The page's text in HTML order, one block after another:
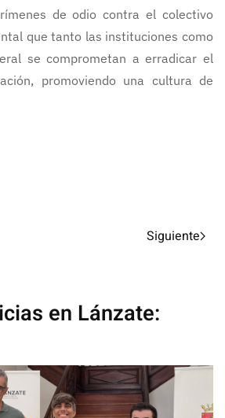
de odio contra el colectivo
que tanto las instituciones como
se comprometan a erradicar el
promoviendo una cultura de
Siguiente
en Lánzate: